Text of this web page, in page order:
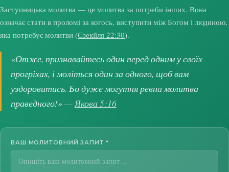
Заступницька молитва — це молитва за потреби інших. Вона
означає стати в проломі за когось, виступити між Богом і людиною,
яка потребує молитви (Єзекіїля 22:30).
«Отже, признавайтесь один перед одним у своїх
прогріхах, і моліться один за одного, щоб вам
уздоровитись. Бо дуже могутня ревна молитва
праведного!» —Якова 5:16
ВАШ МОЛИТОВНИЙ ЗАПИТ *